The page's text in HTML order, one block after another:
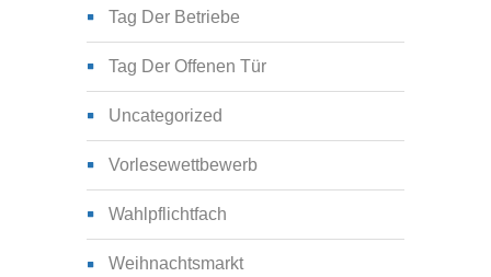
Tag Der Betriebe
Tag Der Offenen Tür
Uncategorized
Vorlesewettbewerb
Wahlpflichtfach
Weihnachtsmarkt